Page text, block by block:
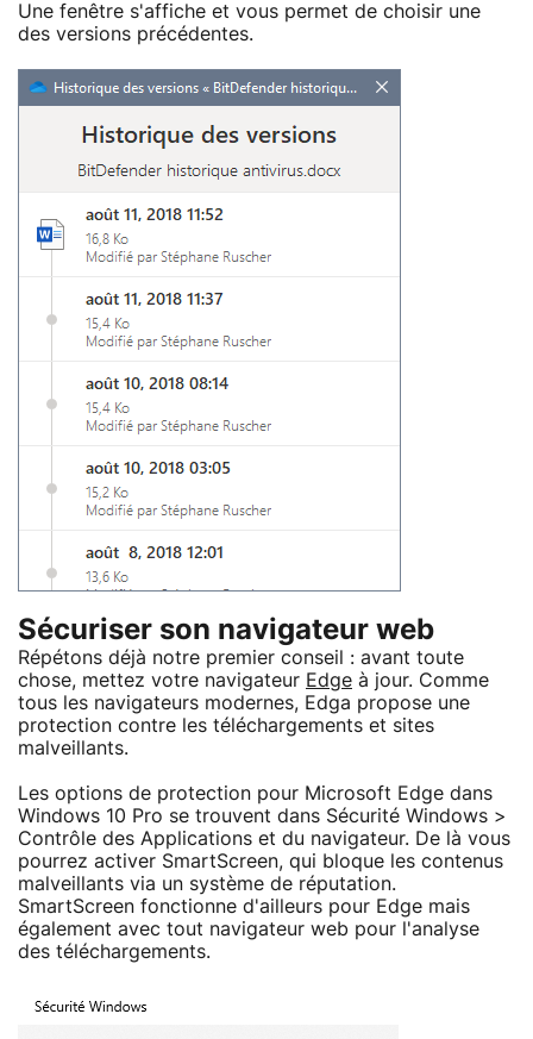
Une fenêtre s'affiche et vous permet de choisir une
des versions précédentes.
Sécuriser son navigateur web
Répétons déjà notre premier conseil : avant toute
chose, mettez votre navigateur Edge à jour. Comme
tous les navigateurs modernes, Edga propose une
protection contre les téléchargements et sites
malveillants.
Les options de protection pour Microsoft Edge dans
Windows 10 Pro se trouvent dans Sécurité Windows >
Contrôle des Applications et du navigateur. De là vous
pourrez activer SmartScreen, qui bloque les contenus
malveillants via un système de réputation.
SmartScreen fonctionne d'ailleurs pour Edge mais
également avec tout navigateur web pour l'analyse
des téléchargements.